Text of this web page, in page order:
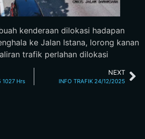
kenderaan dilokasi hadapan
ke Jalan Istana, lorong kanan
trafik perlahan dilokasi
1027 Hrs
NEXT
INFO TRAFIK 24/12/2025